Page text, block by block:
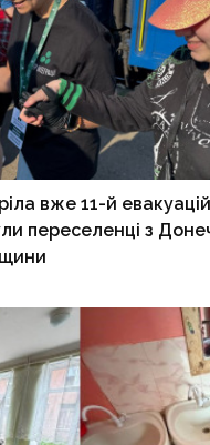
вже 11-й
переселенці з